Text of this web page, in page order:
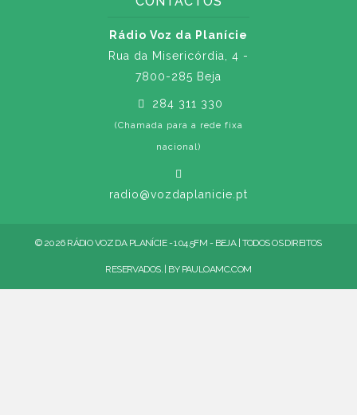
Rádio Voz da Planície
Rua da Misericórdia, 4 -
7800-285 Beja
284 311 330
(Chamada para a rede fixa
nacional)
radio@vozdaplanicie.pt
© 2026 RÁDIO VOZ DA PLANÍCIE - 104.5FM - BEJA | TODOS OS DIREITOS
RESERVADOS. | BY PAULOAMC.COM